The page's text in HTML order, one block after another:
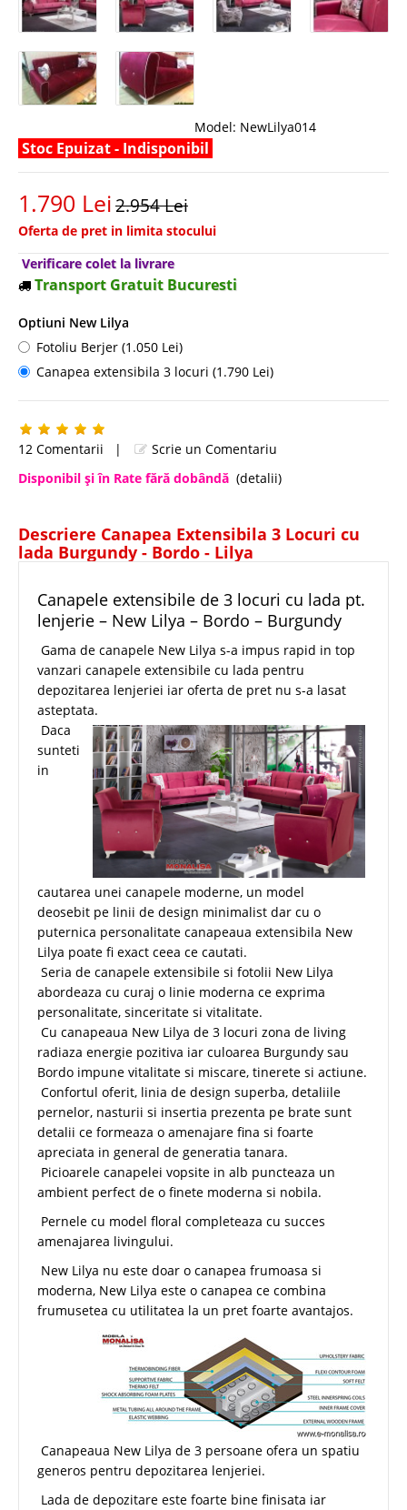
Model: NewLilya014
Stoc Epuizat - Indisponibil
1.790 Lei2.954 Lei
Oferta de pret in limita stocului
Verificare colet la livrare
Transport Gratuit Bucuresti
Optiuni New Lilya
Fotoliu Berjer (1.050 Lei)
Canapea extensibila 3 locuri (1.790 Lei)
12 Comentarii |
Scrie un Comentariu
Disponibil şi în Rate fără dobândă (detalii)
Descriere Canapea Extensibila 3 Locuri cu
lada Burgundy - Bordo - Lilya
Canapele extensibile de 3 locuri cu lada pt.
lenjerie – New Lilya – Bordo – Burgundy
Gama de canapele New Lilya s-a impus rapid in top
vanzari canapele extensibile cu lada pentru
depozitarea lenjeriei iar oferta de pret nu s-a lasat
asteptata.
Daca
sunteti
in
cautarea unei canapele moderne, un model
deosebit pe linii de design minimalist dar cu o
puternica personalitate canapeaua extensibila New
Lilya poate fi exact ceea ce cautati.
Seria de canapele extensibile si fotolii New Lilya
abordeaza cu curaj o linie moderna ce exprima
personalitate, sinceritate si vitalitate.
Cu canapeaua New Lilya de 3 locuri zona de living
radiaza energie pozitiva iar culoarea Burgundy sau
Bordo impune vitalitate si miscare, tinerete si actiune.
Confortul oferit, linia de design superba, detaliile
pernelor, nasturii si insertia prezenta pe brate sunt
detalii ce formeaza o amenajare fina si foarte
apreciata in general de generatia tanara.
Picioarele canapelei vopsite in alb puncteaza un
ambient perfect de o finete moderna si nobila.
Pernele cu model floral completeaza cu succes
amenajarea livingului.
New Lilya nu este doar o canapea frumoasa si
moderna, New Lilya este o canapea ce combina
frumusetea cu utilitatea la un pret foarte avantajos.
Canapeaua New Lilya de 3 persoane ofera un spatiu
generos pentru depozitarea lenjeriei.
Lada de depozitare este foarte bine finisata iar